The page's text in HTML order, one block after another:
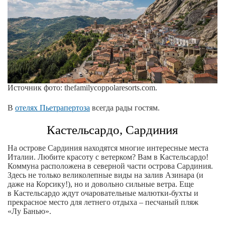
Источник фото: thefamilycoppolaresorts.com.
В отелях Пьетрапертоза всегда рады гостям.
Кастельсардо, Сардиния
На острове Сардиния находятся многие интересные места
Италии. Любите красоту с ветерком? Вам в Кастельсардо!
Коммуна расположена в северной части острова Сардиния.
Здесь не только великолепные виды на залив Азинара (и
даже на Корсику!), но и довольно сильные ветра. Еще
в Кастельсардо ждут очаровательные малютки-бухты и
прекрасное место для летнего отдыха – песчаный пляж
«Лу Банью».